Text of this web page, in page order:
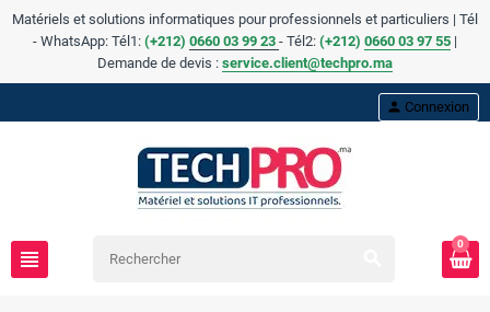
Matériels et solutions informatiques pour professionnels et particuliers | Tél
- WhatsApp: Tél1: (+212) 0660 03 99 23 - Tél2: (+212) 0660 03 97 55 |
Demande de devis : service.client@techpro.ma
view_headline
person Connexion
0